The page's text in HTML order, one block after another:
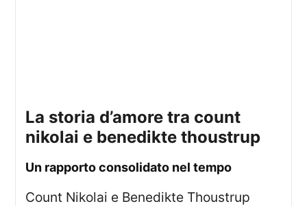
la storia d’amore tra count
nikolai e benedikte thoustrup
un rapporto consolidato nel tempo
Count Nikolai e Benedikte Thoustrup